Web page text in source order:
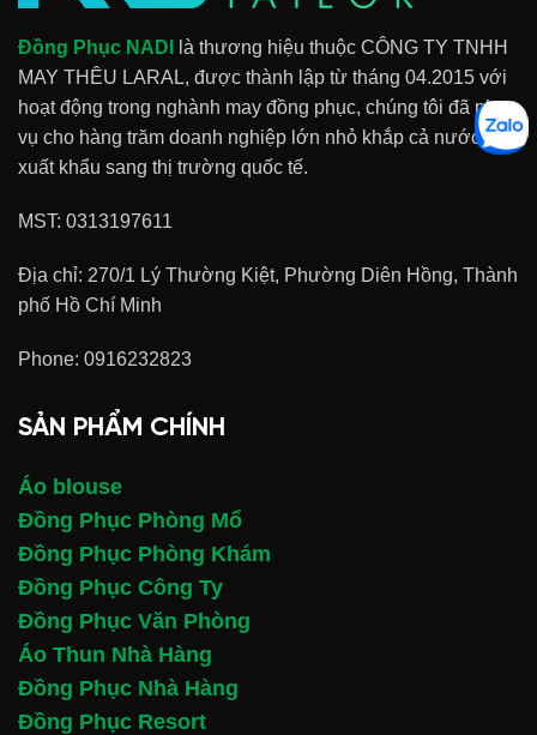
Đồng Phục NADI
là thương hiệu thuộc CÔNG TY TNHH
MAY THÊU LARAL, được thành lập từ tháng 04.2015 với
hoạt động trong nghành may đồng phục, chúng tôi đã phục
vụ cho hàng trăm doanh nghiệp lớn nhỏ khắp cả nước và
xuất khẩu sang thị trường quốc tế.
MST: 0313197611
Địa chỉ: 270/1 Lý Thường Kiệt, Phường Diên Hồng, Thành
phố Hồ Chí Minh
Phone: 0916232823
SẢN PHẨM CHÍNH
Áo blouse
Đồng Phục Phòng Mổ
Đồng Phục Phòng Khám
Đồng Phục Công Ty
Đồng Phục Văn Phòng
Áo Thun Nhà Hàng
Đồng Phục Nhà Hàng
Đồng Phục Resort